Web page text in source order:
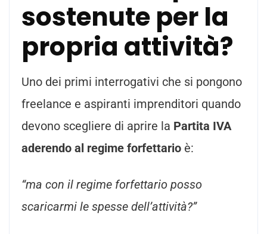
sostenute per la
propria attività?
Uno dei primi interrogativi che si pongono
freelance e aspiranti imprenditori quando
devono scegliere di aprire la Partita IVA
aderendo al regime forfettario è:
“ma con il regime forfettario posso
scaricarmi le spesse dell’attività?”